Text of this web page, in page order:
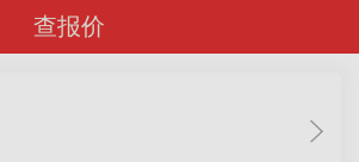
查报价